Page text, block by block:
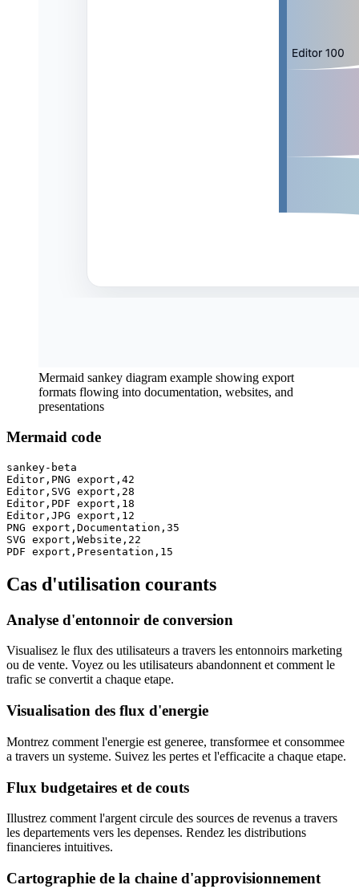
Mermaid sankey diagram example showing export
formats flowing into documentation, websites, and
presentations
Mermaid code
sankey-beta
Editor,PNG export,42
Editor,SVG export,28
Editor,PDF export,18
Editor,JPG export,12
PNG export,Documentation,35
SVG export,Website,22
PDF export,Presentation,15
Cas d'utilisation courants
Analyse d'entonnoir de conversion
Visualisez le flux des utilisateurs a travers les entonnoirs marketing
ou de vente. Voyez ou les utilisateurs abandonnent et comment le
trafic se convertit a chaque etape.
Visualisation des flux d'energie
Montrez comment l'energie est generee, transformee et consommee
a travers un systeme. Suivez les pertes et l'efficacite a chaque etape.
Flux budgetaires et de couts
Illustrez comment l'argent circule des sources de revenus a travers
les departements vers les depenses. Rendez les distributions
financieres intuitives.
Cartographie de la chaine d'approvisionnement